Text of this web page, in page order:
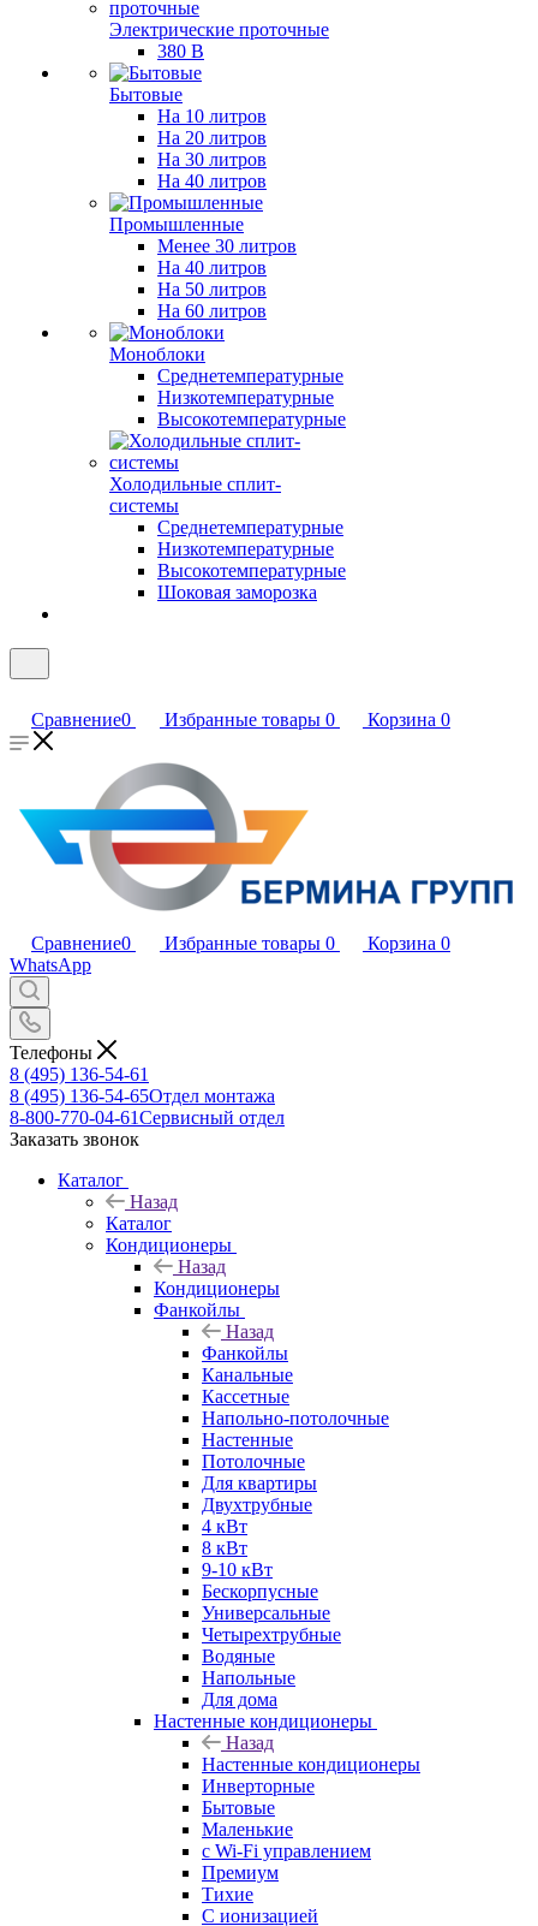
Электрические проточные
380 В
Бытовые
На 10 литров
На 20 литров
На 30 литров
На 40 литров
Промышленные
Менее 30 литров
На 40 литров
На 50 литров
На 60 литров
Моноблоки
Среднетемпературные
Низкотемпературные
Высокотемпературные
Холодильные сплит-
системы
Среднетемпературные
Низкотемпературные
Высокотемпературные
Шоковая заморозка
Сравнение0 Избранные товары 0 Корзина 0
Сравнение0 Избранные товары 0 Корзина 0
WhatsApp
Телефоны
8 (495) 136-54-61
8 (495) 136-54-65Отдел монтажа
8-800-770-04-61Сервисный отдел
Заказать звонок
Каталог
Назад
Каталог
Кондиционеры
Назад
Кондиционеры
Фанкойлы
Назад
Фанкойлы
Канальные
Кассетные
Напольно-потолочные
Настенные
Потолочные
Для квартиры
Двухтрубные
4 кВт
8 кВт
9-10 кВт
Бескорпусные
Универсальные
Четырехтрубные
Водяные
Напольные
Для дома
Настенные кондиционеры
Назад
Настенные кондиционеры
Инверторные
Бытовые
Маленькие
с Wi-Fi управлением
Премиум
Тихие
С ионизацией